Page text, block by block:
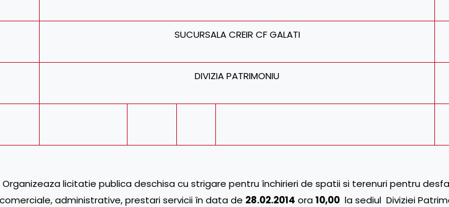
SUCURSALA CREIR CF GALATI
DIVIZIA PATRIMONIU
licitatie publica deschisa cu strigare pentru închirieri de spatii si terenuri pentru
administrative, prestari servicii în data de 28.02.2014 ora10,00 la sediul Diviziei